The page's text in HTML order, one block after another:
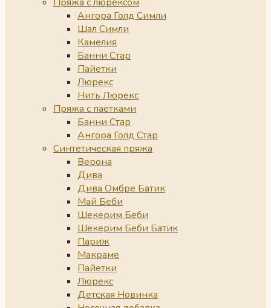
Ангора Голд Симли
Шал Симли
Камелия
Банни Стар
Пайетки
Люрекс
Нить Люрекс
Пряжа с паетками
Банни Стар
Ангора Голд Стар
Синтетическая пряжа
Верона
Дива
Дива Омбре Батик
Май Беби
Шекерим Беби
Шекерим Беби Батик
Париж
Макраме
Пайетки
Люрекс
Детская Новинка